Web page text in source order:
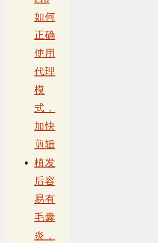
如何
正确
使用
代理
模
式，
加快
剪辑
植发
后容
易有
毛囊
炎，